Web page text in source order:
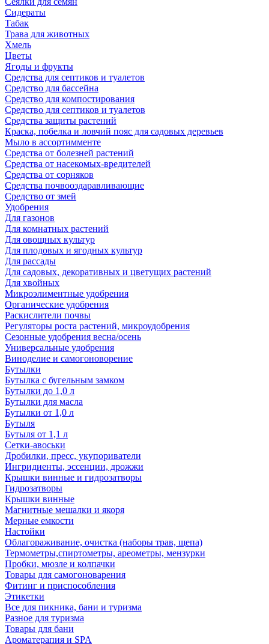
Сидераты
Табак
Трава для животных
Хмель
Цветы
Ягоды и фрукты
Средства для септиков и туалетов
Средство для бассейна
Средство для компостирования
Средство для септиков и туалетов
Средства защиты растений
Краска, побелка и ловчий пояс для садовых деревьев
Мыло в ассортимменте
Средства от болезней растений
Средства от насекомых-вредителей
Средства от сорняков
Средства почвооздаравливающие
Средство от змей
Удобрения
Для газонов
Для комнатных растений
Для овощных культур
Для плодовых и ягодных культур
Для рассады
Для садовых, декоративных и цветущих растений
Для хвойных
Микроэлиментные удобрения
Органические удобрения
Раскислители почвы
Регуляторы роста растений, микроудобрения
Сезонные удобрения весна/осень
Универсальные удобрения
Виноделие и самогоноворение
Бутылки
Бутылка с бугельным замком
Бутылки до 1,0 л
Бутылки для масла
Бутылки от 1,0 л
Бутыля
Бутыля от 1,1 л
Сетки-авоськи
Дробилки, пресс, укупориватели
Ингридиенты, эссенции, дрожжи
Крышки винные и гидрозатворы
Гидрозатворы
Крышки винные
Магнитные мешалки и якоря
Мерные емкости
Настойки
Облагораживание, очистка (наборы трав, щепа)
Термометры,спиртометры, ареометры, мензурки
Пробки, мюзле и колпачки
Товары для самогоноварения
Фитинг и приспособления
Этикетки
Все для пикника, бани и туризма
Разное для туризма
Товары для бани
Ароматерапия и SPA